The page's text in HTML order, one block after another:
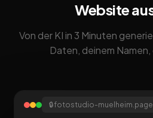
Website
Von der KI in 3 Minuten
Daten, deinem
🔒fotostudio-